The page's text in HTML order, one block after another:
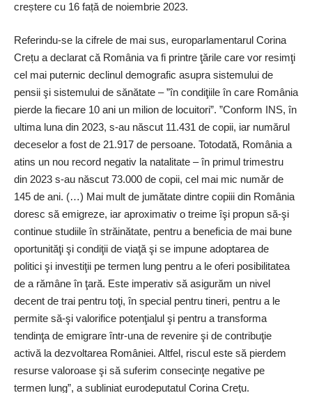
creștere cu 16 față de noiembrie 2023.
Referindu-se la cifrele de mai sus, europarlamentarul Corina
Crețu a declarat că România va fi printre ţările care vor resimţi
cel mai puternic declinul demografic asupra sistemului de
pensii şi sistemului de sănătate – ”în condiţiile în care România
pierde la fiecare 10 ani un milion de locuitori”. ”Conform INS, în
ultima luna din 2023, s-au născut 11.431 de copii, iar numărul
deceselor a fost de 21.917 de persoane. Totodată, România a
atins un nou record negativ la natalitate – în primul trimestru
din 2023 ­s-au născut 73.000 de copii, cel mai mic număr de
145 de ani. (…) Mai mult de jumătate dintre copiii din România
doresc să emigreze, iar aproximativ o treime îşi propun să-şi
continue studiile în străinătate, pentru a beneficia de mai bune
oportunităţi şi condiţii de viaţă şi se impune adoptarea de
politici şi investiţii pe termen lung pentru a le oferi posibilitatea
de a rămâne în ţară. Este imperativ să asigurăm un nivel
decent de trai pentru toţi, în special pentru tineri, pentru a le
permite să-şi valorifice potenţialul şi pentru a transforma
tendinţa de emigrare într-una de revenire şi de contribuţie
activă la dezvoltarea României. Altfel, riscul este să pierdem
resurse valoroase şi să suferim consecinţe negative pe
termen lung”, a subliniat eurodeputatul Corina Creţu.